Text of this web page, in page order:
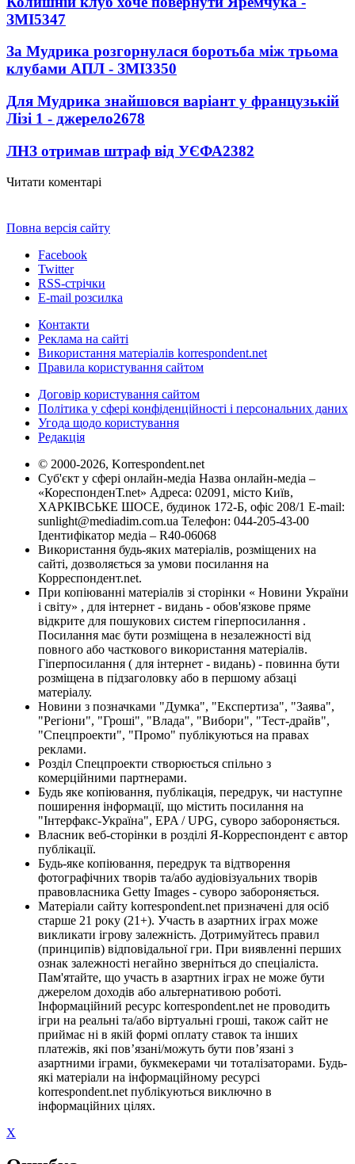
ЗМІ5347
За Мудрика розгорнулася боротьба між трьома
клубами АПЛ - ЗМІ3350
Для Мудрика знайшовся варіант у французькій
Лізі 1 - джерело2678
ЛНЗ отримав штраф від УЄФА2382
Читати коментарі
Повна версія сайту
Facebook
Twitter
RSS-стрічки
E-mail розсилка
Контакти
Реклама на сайті
Використання матеріалів korrespondent.net
Правила користування сайтом
Договір користування сайтом
Політика у сфері конфіденційності і персональних даних
Угода щодо користування
Редакція
© 2000-2026, Korrespondent.net
Суб'єкт у сфері онлайн-медіа Назва онлайн-медіа –
«КореспонденТ.net» Адреса: 02091, місто Київ,
ХАРКІВСЬКЕ ШОСЕ, будинок 172-Б, офіс 208/1 E-mail:
sunlight@mediadim.com.ua Телефон: 044-205-43-00
Ідентифікатор медіа – R40-06068
Використання будь-яких матеріалів, розміщених на
сайті, дозволяється за умови посилання на
Корреспондент.net.
При копіюванні матеріалів зі сторінки « Новини України
і світу» , для інтернет - видань - обов'язкове пряме
відкрите для пошукових систем гіперпосилання .
Посилання має бути розміщена в незалежності від
повного або часткового використання матеріалів.
Гіперпосилання ( для інтернет - видань) - повинна бути
розміщена в підзаголовку або в першому абзаці
матеріалу.
Новини з позначками "Думка", "Експертиза", "Заява",
"Регіони", "Гроші", "Влада", "Вибори", "Тест-драйв",
"Спецпроекти", "Промо" публікуються на правах
реклами.
Розділ Спецпроекти створюється спільно з
комерційними партнерами.
Будь яке копіювання, публікація, передрук, чи наступне
поширення інформації, що містить посилання на
"Інтерфакс-Україна", EPA / UPG, суворо забороняється.
Власник веб-сторінки в розділі Я-Корреспондент є автор
публікації.
Будь-яке копіювання, передрук та відтворення
фотографічних творів та/або аудіовізуальних творів
правовласника Getty Images - суворо забороняється.
Матеріали сайту korrespondent.net призначені для осіб
старше 21 року (21+). Участь в азартних іграх може
викликати ігрову залежність. Дотримуйтесь правил
(принципів) відповідальної гри. При виявленні перших
ознак залежності негайно зверніться до спеціаліста.
Пам'ятайте, що участь в азартних іграх не може бути
джерелом доходів або альтернативою роботі.
Інформаційний ресурс korrespondent.net не проводить
ігри на реальні та/або віртуальні гроші, також сайт не
приймає ні в якій формі оплату ставок та інших
платежів, які пов’язані/можуть бути пов’язані з
азартними іграми, букмекерами чи тоталізаторами. Будь-
які матеріали на інформаційному ресурсі
korrespondent.net публікуються виключно в
інформаційних цілях.
X